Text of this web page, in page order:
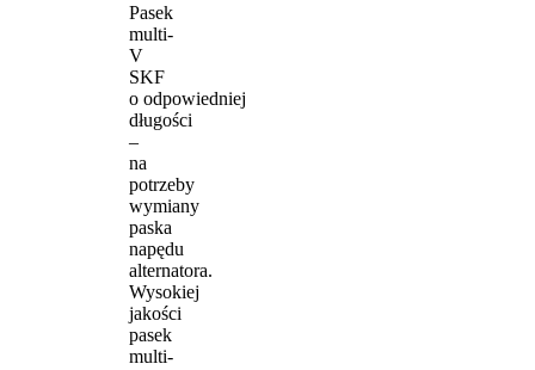
Pasek
multi-
V
SKF
o odpowiedniej
długości
–
na
potrzeby
wymiany
paska
napędu
alternatora.
Wysokiej
jakości
pasek
multi-